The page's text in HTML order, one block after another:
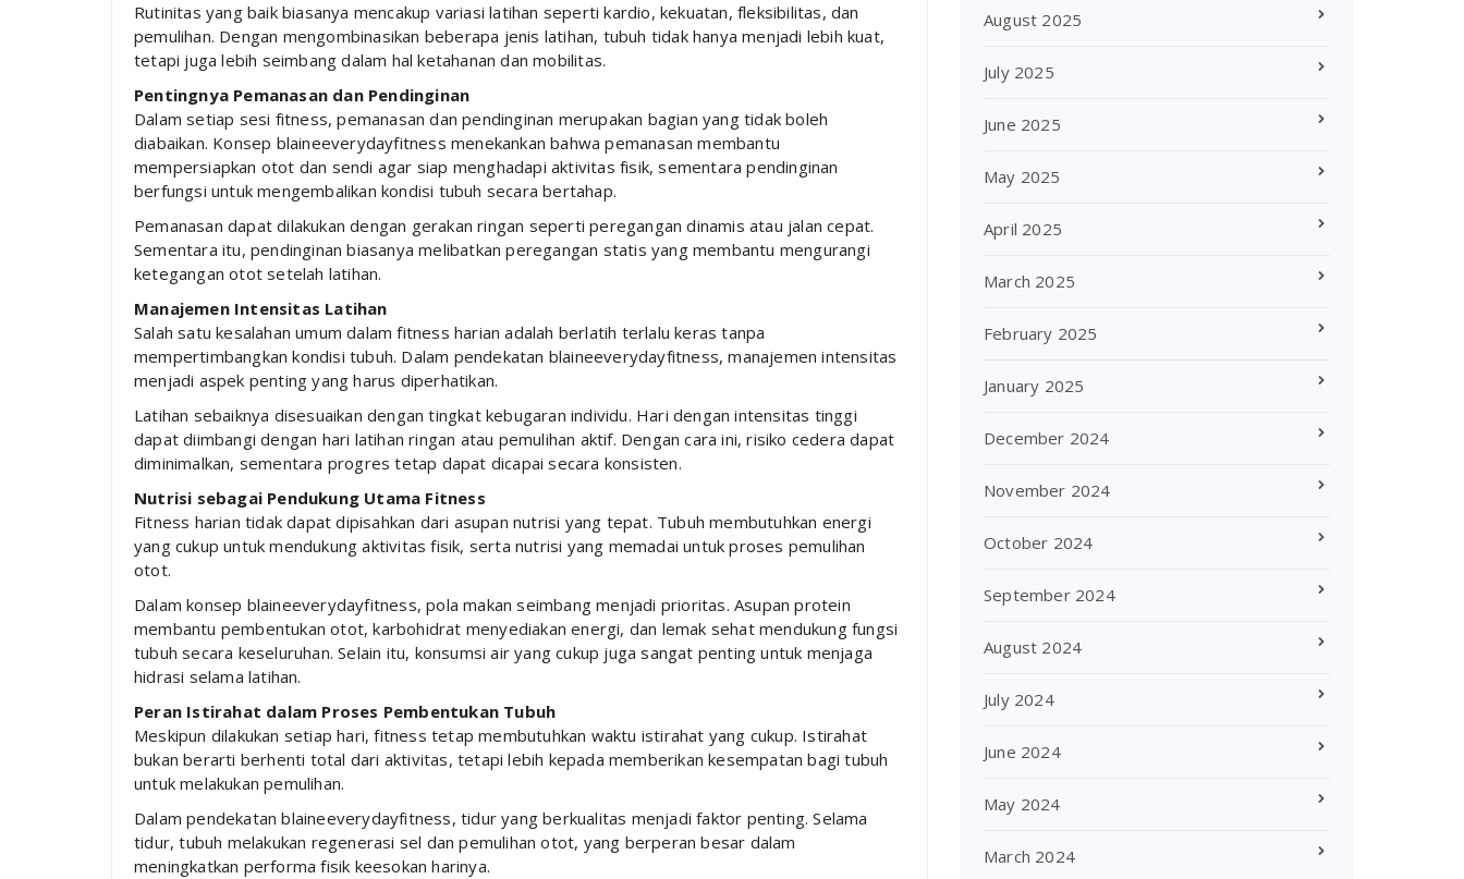
Rutinitas yang baik biasanya mencakup variasi latihan seperti kardio, kekuatan, fleksibilitas, dan
pemulihan. Dengan mengombinasikan beberapa jenis latihan, tubuh tidak hanya menjadi lebih kuat,
tetapi juga lebih seimbang dalam hal ketahanan dan mobilitas.
Pentingnya Pemanasan dan Pendinginan
Dalam setiap sesi fitness, pemanasan dan pendinginan merupakan bagian yang tidak boleh
diabaikan. Konsep blaineeverydayfitness menekankan bahwa pemanasan membantu
mempersiapkan otot dan sendi agar siap menghadapi aktivitas fisik, sementara pendinginan
berfungsi untuk mengembalikan kondisi tubuh secara bertahap.
Pemanasan dapat dilakukan dengan gerakan ringan seperti peregangan dinamis atau jalan cepat.
Sementara itu, pendinginan biasanya melibatkan peregangan statis yang membantu mengurangi
ketegangan otot setelah latihan.
Manajemen Intensitas Latihan
Salah satu kesalahan umum dalam fitness harian adalah berlatih terlalu keras tanpa
mempertimbangkan kondisi tubuh. Dalam pendekatan blaineeverydayfitness, manajemen intensitas
menjadi aspek penting yang harus diperhatikan.
Latihan sebaiknya disesuaikan dengan tingkat kebugaran individu. Hari dengan intensitas tinggi
dapat diimbangi dengan hari latihan ringan atau pemulihan aktif. Dengan cara ini, risiko cedera dapat
diminimalkan, sementara progres tetap dapat dicapai secara konsisten.
Nutrisi sebagai Pendukung Utama Fitness
Fitness harian tidak dapat dipisahkan dari asupan nutrisi yang tepat. Tubuh membutuhkan energi
yang cukup untuk mendukung aktivitas fisik, serta nutrisi yang memadai untuk proses pemulihan
otot.
Dalam konsep blaineeverydayfitness, pola makan seimbang menjadi prioritas. Asupan protein
membantu pembentukan otot, karbohidrat menyediakan energi, dan lemak sehat mendukung fungsi
tubuh secara keseluruhan. Selain itu, konsumsi air yang cukup juga sangat penting untuk menjaga
hidrasi selama latihan.
Peran Istirahat dalam Proses Pembentukan Tubuh
Meskipun dilakukan setiap hari, fitness tetap membutuhkan waktu istirahat yang cukup. Istirahat
bukan berarti berhenti total dari aktivitas, tetapi lebih kepada memberikan kesempatan bagi tubuh
untuk melakukan pemulihan.
Dalam pendekatan blaineeverydayfitness, tidur yang berkualitas menjadi faktor penting. Selama
tidur, tubuh melakukan regenerasi sel dan pemulihan otot, yang berperan besar dalam
meningkatkan performa fisik keesokan harinya.
August 2025
July 2025
June 2025
May 2025
April 2025
March 2025
February 2025
January 2025
December 2024
November 2024
October 2024
September 2024
August 2024
July 2024
June 2024
May 2024
March 2024